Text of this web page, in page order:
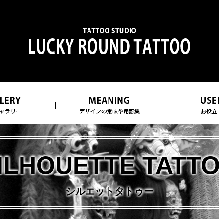
シルエットタトゥー